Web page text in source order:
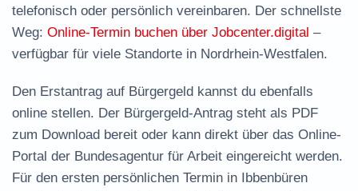
telefonisch oder persönlich vereinbaren. Der schnellste
Weg: Online-Termin buchen über Jobcenter.digital –
verfügbar für viele Standorte in Nordrhein-Westfalen.
Den Erstantrag auf Bürgergeld kannst du ebenfalls
online stellen. Der Bürgergeld-Antrag steht als PDF
zum Download bereit oder kann direkt über das Online-
Portal der Bundesagentur für Arbeit eingereicht werden.
Für den ersten persönlichen Termin in Ibbenbüren